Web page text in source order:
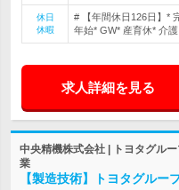
休日
休暇
# 【年間休日126日】*
年始* GW* 産育休* 介護
求人詳細を見る
中央精機株式会社 | トヨタグル
業
【製造技術】トヨタグル